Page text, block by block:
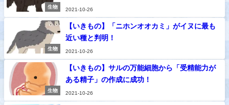
生物
2021-10-26
生物
【いきもの】「ニホンオオカミ」がイヌに最も
近い種と判明！
2021-10-26
生物
【いきもの】サルの万能細胞から「受精能力が
ある精子」の作成に成功！
2021-10-26